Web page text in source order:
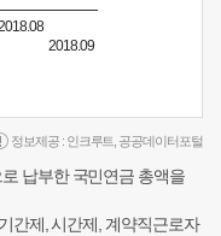
2018.09
정보제공 : 인크루트 공공데이터포털
납부한 국민연금 총액을
간제, 시간제, 계약직근로자